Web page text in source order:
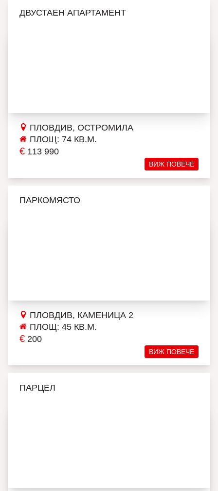
ДВУСТАЕН АПАРТАМЕНТ
ПЛОВДИВ, ОСТРОМИЛА
ПЛОЩ: 74 КВ.М.
€ 113 990
ВИЖ ПОВЕЧЕ
ПАРКОМЯСТО
ПЛОВДИВ, КАМЕНИЦА 2
ПЛОЩ: 45 КВ.М.
€ 200
ВИЖ ПОВЕЧЕ
ПАРЦЕЛ